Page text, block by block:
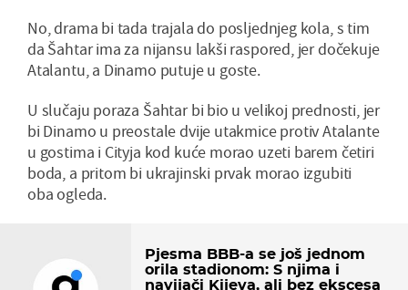
No, drama bi tada trajala do posljednjeg kola, s tim
da Šahtar ima za nijansu lakši raspored, jer dočekuje
Atalantu, a Dinamo putuje u goste.
U slučaju poraza Šahtar bi bio u velikoj prednosti, jer
bi Dinamo u preostale dvije utakmice protiv Atalante
u gostima i Cityja kod kuće morao uzeti barem četiri
boda, a pritom bi ukrajinski prvak morao izgubiti
oba ogleda.
Pjesma BBB-a se još jednom
orila stadionom: S njima i
navijači Kijeva, ali bez ekscesa